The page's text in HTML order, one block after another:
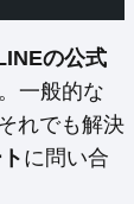
の公式
一般的な
れでも解決
に問い合